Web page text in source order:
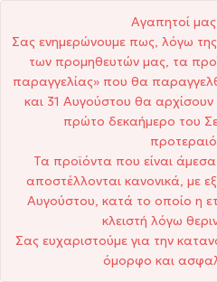
Αγαπητοί
Σας ενημερώνουμε πως, λόγω
των προμηθευτών μας, τα
παραγγελίας» που θα
και 31 Αυγούστου θα
πρώτο δεκαήμερο του
Τα προϊόντα που είναι
αποστέλλονται κανονικά, με
Αυγούστου, κατά το οποίο η
κλειστή λόγω
Σας ευχαριστούμε για την
όμορφο και